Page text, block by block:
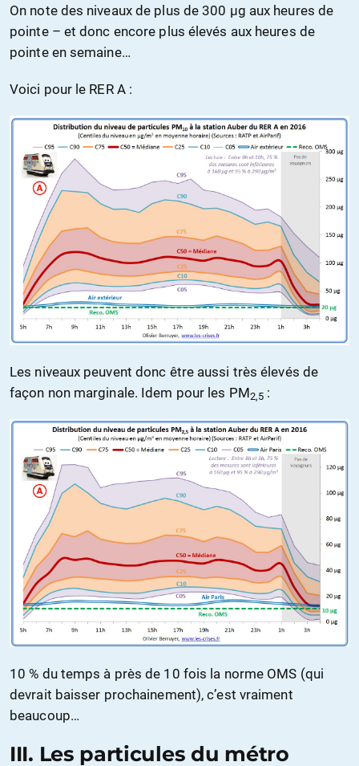
On note des niveaux de plus de 300 µg aux heures de
pointe – et donc encore plus élevés aux heures de
pointe en semaine…
Voici pour le RER A :
Les niveaux peuvent donc être aussi très élevés de
façon non marginale. Idem pour les PM2,5 :
10 % du temps à près de 10 fois la norme OMS (qui
devrait baisser prochainement), c’est vraiment
beaucoup…
III. Les particules du métro